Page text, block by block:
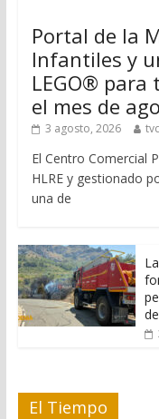
Portal de la
Infantiles y
LEGO®
el mes de
3 agosto, 2026
El Centro Comercial
HLRE y gestionado
una de
El Tiempo